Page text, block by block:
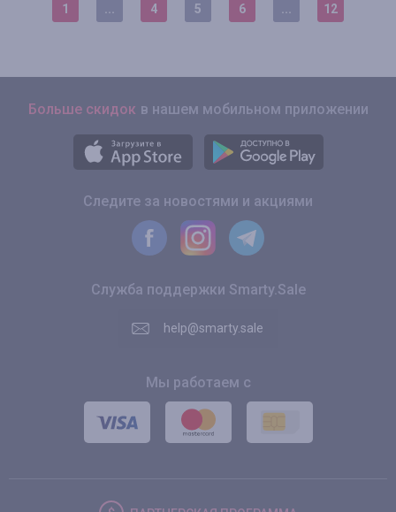
1 4 5 6 12
Больше скидок в нашем мобильном приложении
Следите за новостями и акциями
Служба поддержки Smarty.Sale
help@smarty.sale
Мы работаем с